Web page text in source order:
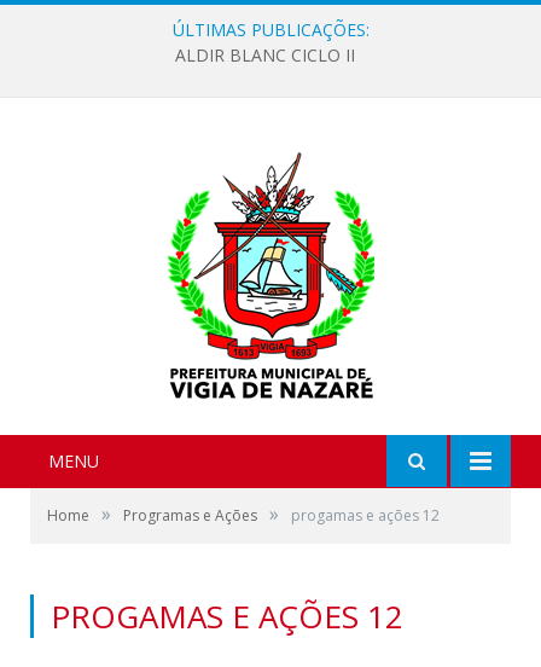
ÚLTIMAS PUBLICAÇÕES:
ALDIR BLANC CICLO II
MENU
Home » Programas e Ações » progamas e ações 12
PROGAMAS E AÇÕES 12